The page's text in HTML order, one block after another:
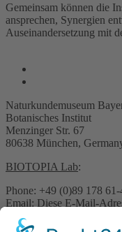
Gemeinsam können die
ansprechen, Synergien
Auseinandersetzung mit
Naturkundemuseum
Botanisches Institut
Menzinger Str. 67
80638 München,
BIOTOPIA Lab:
Phone: +49 (0)89 178 61-
Email: Diese E-Mail-
Anzeige muss JavaScript